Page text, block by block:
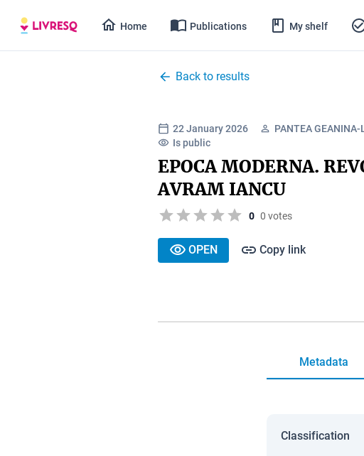
Home Publications My shelf
Back to results
22 January 2026 PANTEA GEANINA-
Is public
EPOCA MODERNA.
AVRAM IANCU
0 0 votes
OPEN Copy link
Metadata
Classification